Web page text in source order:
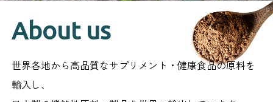
About us
世界各地から高品質なサプリメント・健康食品の原料を
輸入し、